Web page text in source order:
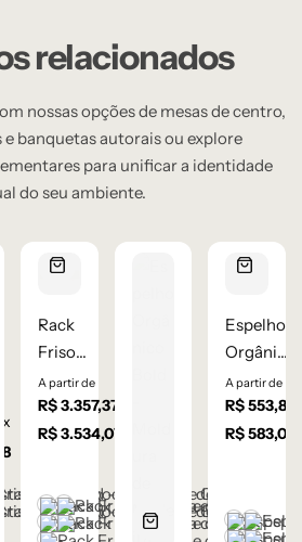
relacionados
nossas opções de mesas de centro,
banquetas autorais ou explore
para unificar a identidade
do seu ambiente.
x
Rack
Friso
porta de
correr –
Lâmina
Carvalho
Natural
A partir de
R$3.357,37
R$3.534,07
Castanho
Champanhe
Cinza Grafite Metalizado
Ébano
Espelho
Orgânico
Egg –
Moldura
de
A partir de
R$553,85
R$583,00